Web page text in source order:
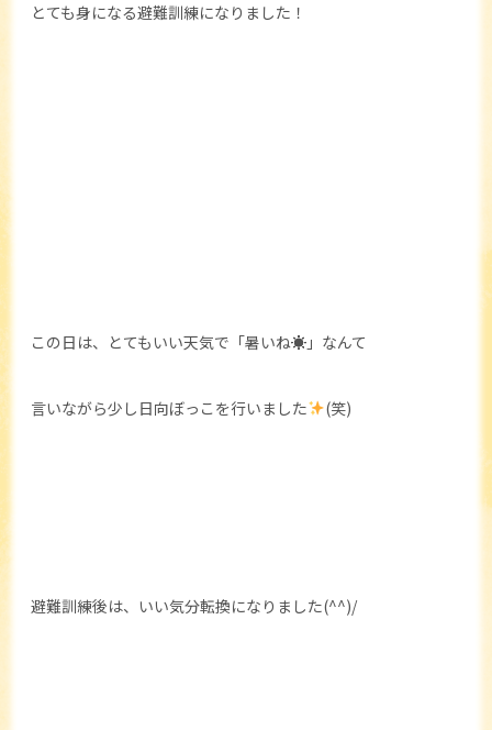
とても身になる避難訓練になりました！
この日は、とてもいい天気で「暑いね☀」なんて
言いながら少し日向ぼっこを行いました (笑)
避難訓練後は、いい気分転換になりました(^^)/